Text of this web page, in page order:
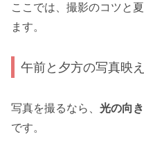
ここでは、撮影のコツと
ます。
午前と夕方の写真映え
写真を撮るなら、 光の向
です。